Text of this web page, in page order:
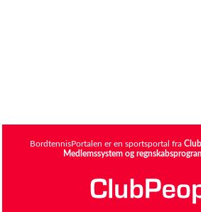
BordtennisPortalen er en sportsportal fra
Medlemssystem og